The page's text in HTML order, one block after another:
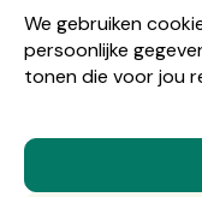
We gebruiken
persoonlijke
tonen die voor jou
Meld je aan
© Copyright 2026